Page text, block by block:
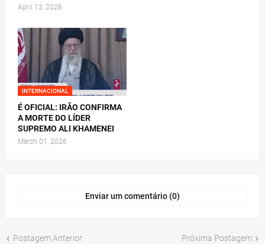
April 13, 2026
INTERNACIONAL
É OFICIAL: IRÃO CONFIRMA
A MORTE DO LÍDER
SUPREMO ALI KHAMENEI
March 01, 2026
Enviar um comentário (0)
Postagem Anterior Próxima Postagem